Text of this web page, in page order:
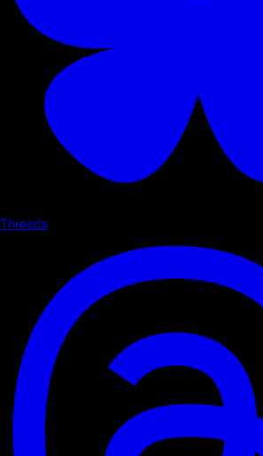
Threads